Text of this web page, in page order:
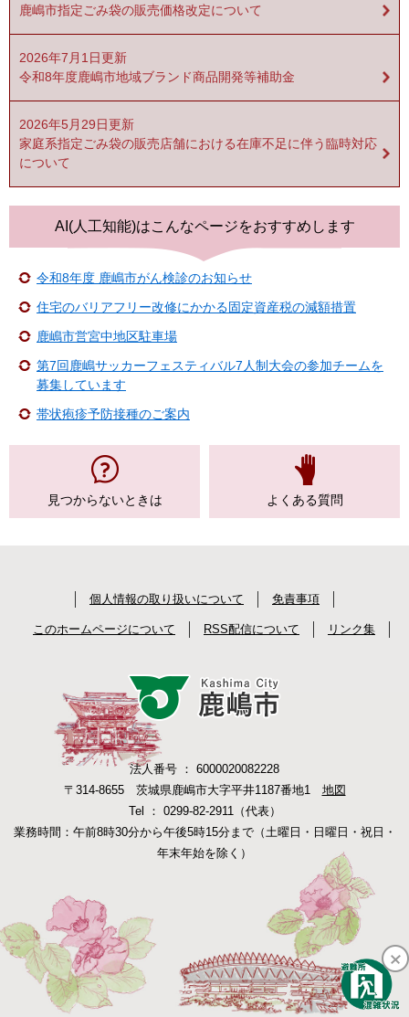
鹿嶋市指定ごみ袋の販売価格改定について
2026年7月1日更新
令和8年度鹿嶋市地域ブランド商品開発等補助金
2026年5月29日更新
家庭系指定ごみ袋の販売店舗における在庫不足に伴う臨時対応
について
AI(人工知能)はこんなページをおすすめします
令和8年度 鹿嶋市がん検診のお知らせ
住宅のバリアフリー改修にかかる固定資産税の減額措置
鹿嶋市営宮中地区駐車場
第7回鹿嶋サッカーフェスティバル7人制大会の参加チームを
募集しています
帯状疱疹予防接種のご案内
見つからないときは よくある質問
個人情報の取り扱いについて 免責事項
このホームページについて RSS配信について リンク集
法人番号 ： 6000020082228
〒314-8655 茨城県鹿嶋市大字平井1187番地1 地図
Tel ： 0299-82-2911（代表）
業務時間：午前8時30分から午後5時15分まで（土曜日・日曜日・祝日・
年末年始を除く）